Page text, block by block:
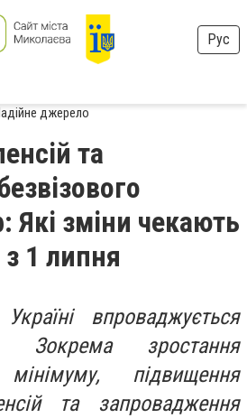
Рус
джерело
та
зміни чекають
з 1 липня
впроваджується
Зокрема зростання
підвищення
та запровадження